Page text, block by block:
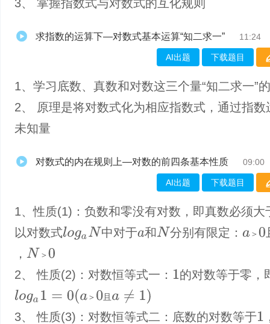
3、 掌握指数式与对数式的互化规则
求指数的运算下—对数式基本运算“知二求一” 11:24
AI出题 下载题目
1、学习底数、真数和对数这三个量“知二求一”
2、 原理是将对数式化为相应指数式，通过指数
未知量
对数式的内在规则上—对数的前四条基本性质 09:00
AI出题 下载题目
1、性质(1)：负数和零没有对数，即真数必须大
以对数式logaN 中对于a 和 N 分别有限定： ＞
a＞ 0
，
＞
N＞ 0
2、 性质(2)：对数恒等式一： 1 的对数等于零，
loga1 0 ＞ 且
(a＞ 且a≠1)
3、 性质(3)：对数恒等式二：底数的对数等于1